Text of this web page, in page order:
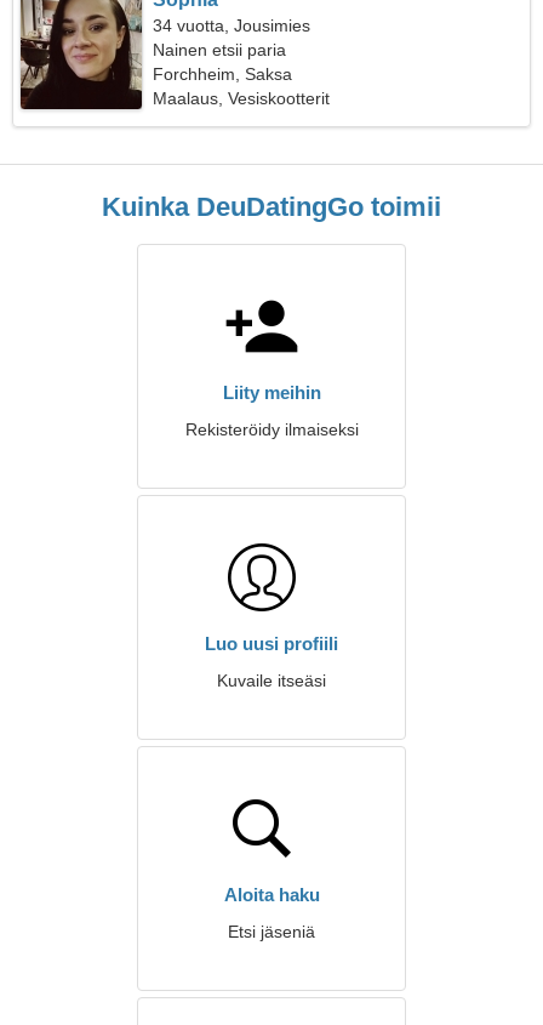
34 vuotta, Jousimies
Nainen etsii paria
Forchheim, Saksa
Maalaus, Vesiskootterit
Kuinka DeuDatingGo toimii
Liity meihin
Rekisteröidy ilmaiseksi
Luo uusi profiili
Kuvaile itseäsi
Aloita haku
Etsi jäseniä